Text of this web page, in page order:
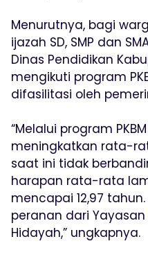
Menurutnya, bagi
ijazah SD, SMP dan
Dinas Pendidikan
mengikuti program
difasilitasi oleh
“Melalui program
meningkatkan rata-
saat ini tidak
harapan rata-rata
mencapai 12,97
peranan dari Yayasan
Hidayah,” ungkapnya.